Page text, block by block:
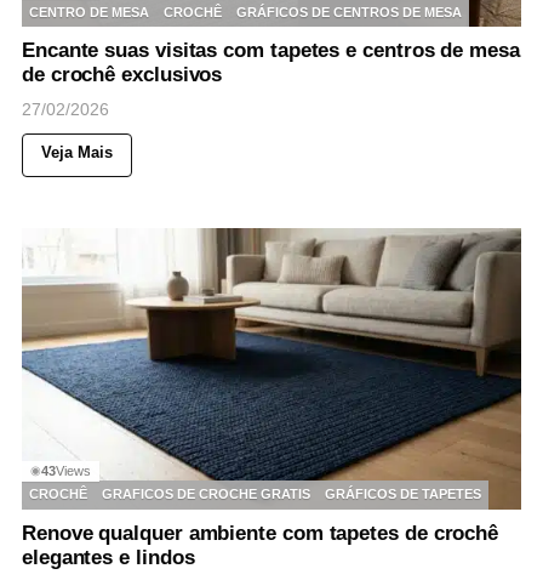
CENTRO DE MESA
CROCHÊ GRÁFICOS DE CENTROS DE MESA
Encante suas visitas com tapetes e centros de mesa
de crochê exclusivos
27/02/2026
Veja Mais
◉43Views
CROCHÊ
GRAFICOS DE CROCHE GRATIS GRÁFICOS DE TAPETES
Renove qualquer ambiente com tapetes de crochê
elegantes e lindos